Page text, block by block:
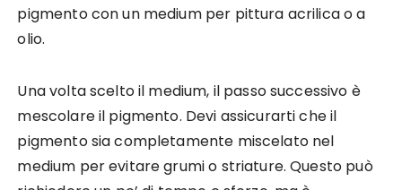
pigmento con un medium per pittura acrilica o a
olio.
Una volta scelto il medium, il passo successivo è
mescolare il pigmento. Devi assicurarti che il
pigmento sia completamente miscelato nel
medium per evitare grumi o striature. Questo può